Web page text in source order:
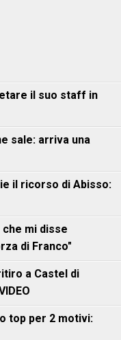
il suo staff in
sale: arriva una
il ricorso di Abisso:
che mi disse
di Franco"
a Castel di
top per 2 motivi: